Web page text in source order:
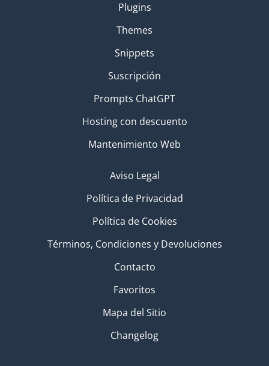
Plugins
Themes
Snippets
Suscripción
Prompts ChatGPT
Hosting con descuento
Mantenimiento Web
Aviso Legal
Política de Privacidad
Política de Cookies
Términos, Condiciones y Devoluciones
Contacto
Favoritos
Mapa del Sitio
Changelog